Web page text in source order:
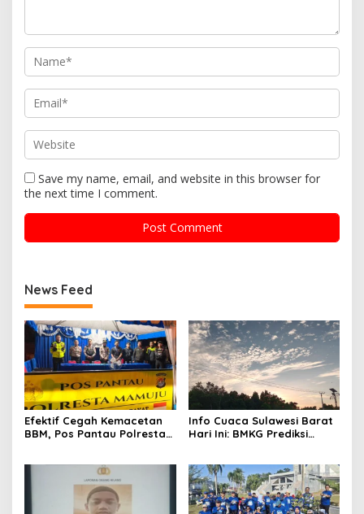
Save my name, email, and website in this browser for
the next time I comment.
News Feed
Efektif Cegah Kemacetan
BBM, Pos Pantau Polresta
Info Cuaca Sulawesi Barat
Hari Ini: BMKG Prediksi